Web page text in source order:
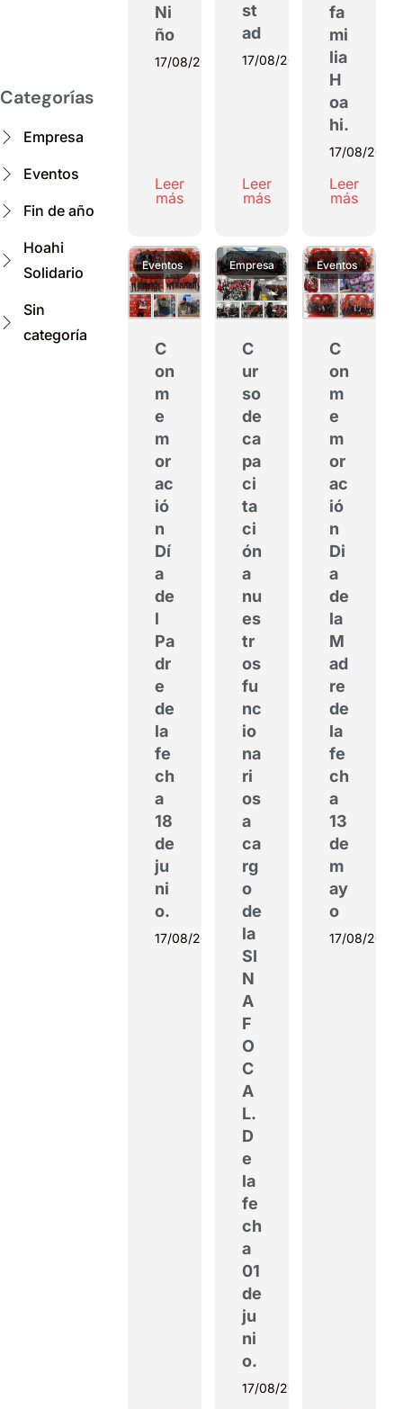
familia
Hoahi.
Categorías
Empresa
Eventos
Fin de año
Hoahi
Solidario
Sin
categoría
Ni
ño
17/08/2022
Leer
más
st
ad
17/08/2022
Leer
más
fa
mi
lia
H
oa
hi.
17/08/2022
Leer
más
Eventos
C
on
m
e
m
or
ac
ió
n
Dí
a
de
l
Pa
dr
e
de
la
fe
ch
a
18
de
ju
ni
o.
17/08/2022
Empresa
C
ur
so
de
ca
pa
ci
ta
ci
ón
a
nu
es
tr
os
fu
nc
io
na
ri
os
a
ca
rg
o
de
la
SI
N
A
F
O
C
A
L.
D
e
la
fe
ch
a
01
de
ju
ni
o.
17/08/2022
Eventos
C
on
m
e
m
or
ac
ió
n
Di
a
de
la
M
ad
re
de
la
fe
ch
a
13
de
m
ay
o
17/08/2022